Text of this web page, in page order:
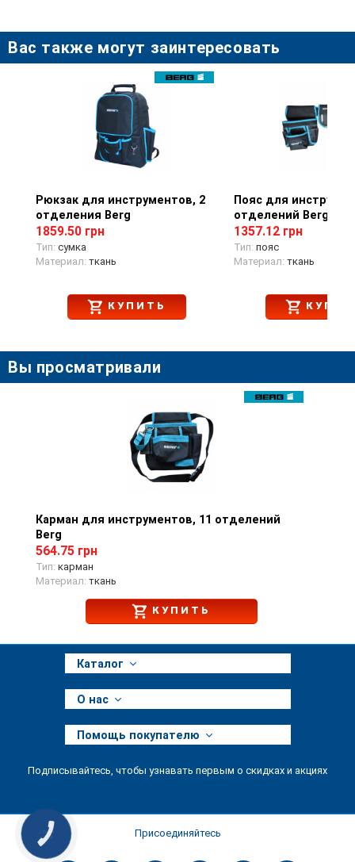
Вас также могут заинтересовать
Просмотр товара
Рюкзак для инструментов, 2
отделения Berg
1859.50 грн
Тип: сумка
Материал: ткань
КУПИТЬ
Просмотр
Пояс для
отделений Berg
1357.12 грн
Тип: пояс
Материал: ткань
Вы просматривали
Просмотр товара
Карман для инструментов, 11 отделений
Berg
564.75 грн
Тип: карман
Материал: ткань
КУПИТЬ
Каталог
О нас
Помощь покупателю
Подписывайтесь, чтобы узнавать первым о скидках и акциях
Присоединяйтесь
КНОПКА
ЗВ'ЯЗКУ